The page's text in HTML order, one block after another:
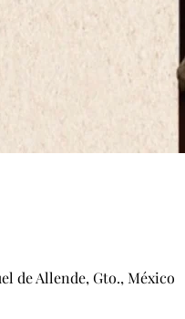
de Allende, Gto., México